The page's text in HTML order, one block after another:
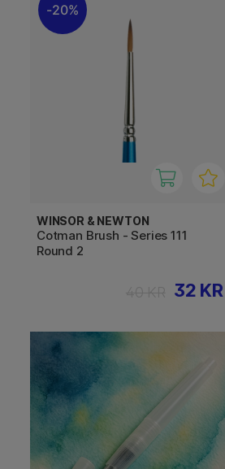
20%
WINSOR & NEWTON
Cotman Brush - Series 111
Round 2
32 KR